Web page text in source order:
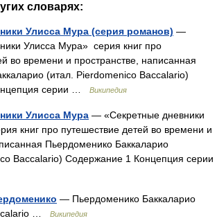
словарях:
Улисса Мура (серия романов) —
Улисса Мура» серия книг про
во времени и пространстве, написанная
(итал. Pierdomenico Baccalario)
серии …
Википедия
Улисса Мура — «Секретные дневники
книг про путешествие детей во времени и
Пьердоменико Баккаларио
Baccalario) Содержание 1 Концепция серии
— Пьердоменико Баккаларио
…
Википедия